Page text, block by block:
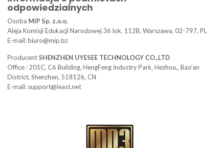
odpowiedzialnych
Osoba MIP Sp. z.o.o.
Aleja Komisji Edukacji Narodowej 36 lok. 112B, Warszawa, 02-797, PL
E-mail: biuro@mip.bz
ProducentSHENZHEN UYESEE TECHNOLOGY CO.,LTD
Office : 201C, C6 Building, HengFeng Industry Park, Hezhou,, Bao'an
District, Shenzhen, 518126, CN
E-mail: support@ieast.net